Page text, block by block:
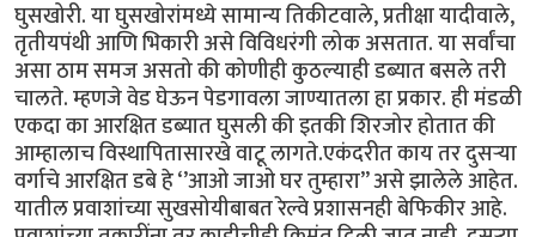
घुसखोरी. या घुसखोरांमध्ये सामान्य तिकीटवाले, प्रतीक्षा यादीवाले,
तृतीयपंथी आणि भिकारी असे विविधरंगी लोक असतात. या सर्वांचा
असा ठाम समज असतो की कोणीही कुठल्याही डब्यात बसले तरी
चालते. म्हणजे वेड घेऊन पेडगावला जाण्यातला हा प्रकार. ही मंडळी
एकदा का आरक्षित डब्यात घुसली की इतकी शिरजोर होतात की
आम्हालाच विस्थापितासारखे वाटू लागते.एकंदरीत काय तर दुसऱ्या
वर्गाचे आरक्षित डबे हे ‘’आओ जाओ घर तुम्हारा’’ असे झालेले आहेत.
यातील प्रवाशांच्या सुखसोयीबाबत रेल्वे प्रशासनही बेफिकीर आहे.